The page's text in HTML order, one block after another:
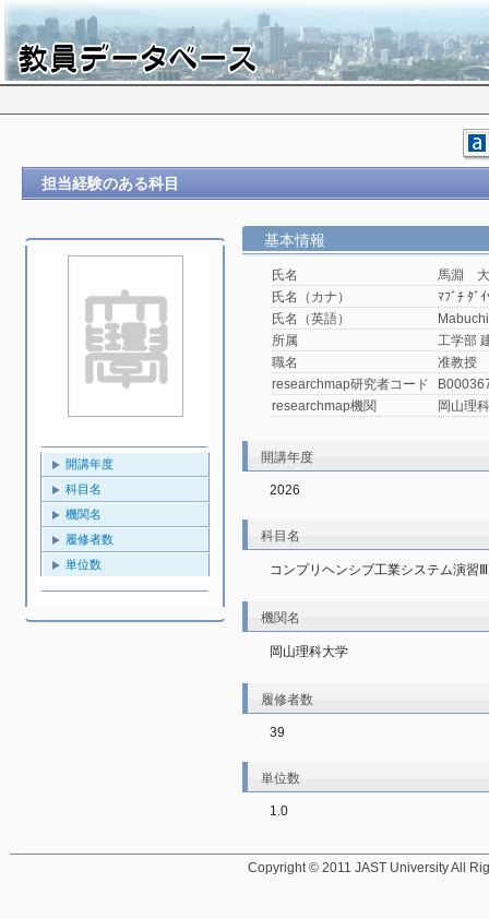
担当経験のある科目
開講年度
科目名
機関名
履修者数
単位数
基本情報
氏名
馬淵
氏名（カナ）
ﾏﾌﾞﾁ ﾀﾞｲ
氏名（英語）
所属
工学部
職名
准教授
researchmap研究者コード
researchmap機関
岡山理
開講年度
2026
科目名
コンプリヘンシブ工業システム演習Ⅲ
機関名
岡山理科大学
履修者数
39
単位数
1.0